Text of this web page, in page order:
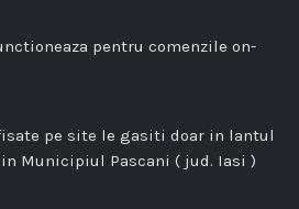
pentru comenzile on-
pe site le gasiti doar in lantul
Municipiul Pascani ( jud. Iasi )